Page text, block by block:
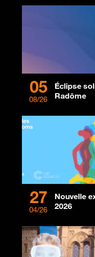
05
08/26
Éclipse
Radôme
27
04/26
Nouvelle
2026